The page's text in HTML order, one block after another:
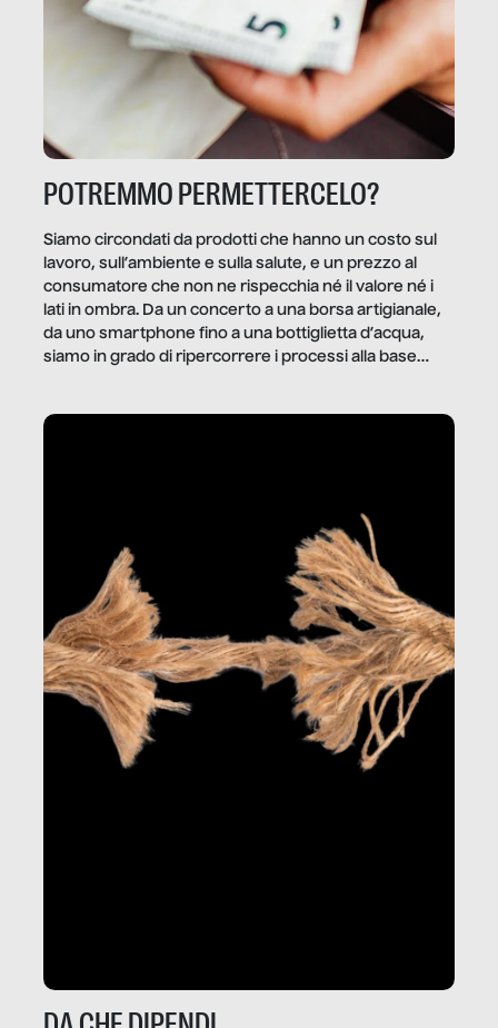
POTREMMO PERMETTERCELO?
Siamo circondati da prodotti che hanno un costo sul
lavoro, sull’ambiente e sulla salute, e un prezzo al
consumatore che non ne rispecchia né il valore né i
lati in ombra. Da un concerto a una borsa artigianale,
da uno smartphone fino a una bottiglietta d’acqua,
siamo in grado di ripercorrere i processi alla base
dietro gli oggetti e i servizi che fanno la nostra vita